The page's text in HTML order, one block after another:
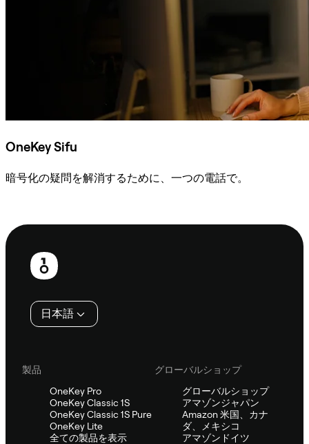
OneKey Sifu
暗号化の疑問を解消するために、一つの電話で。
フ
日本語
製品
OneKey Pro
OneKey Classic 1S
OneKey Classic 1S Pure
OneKey Lite
全ての製品を表示
グローバルショップ
グローバルショップ
アマゾンジャパン
Amazon 米国、カナ
ダ、メキシコ
アマゾンドイツ